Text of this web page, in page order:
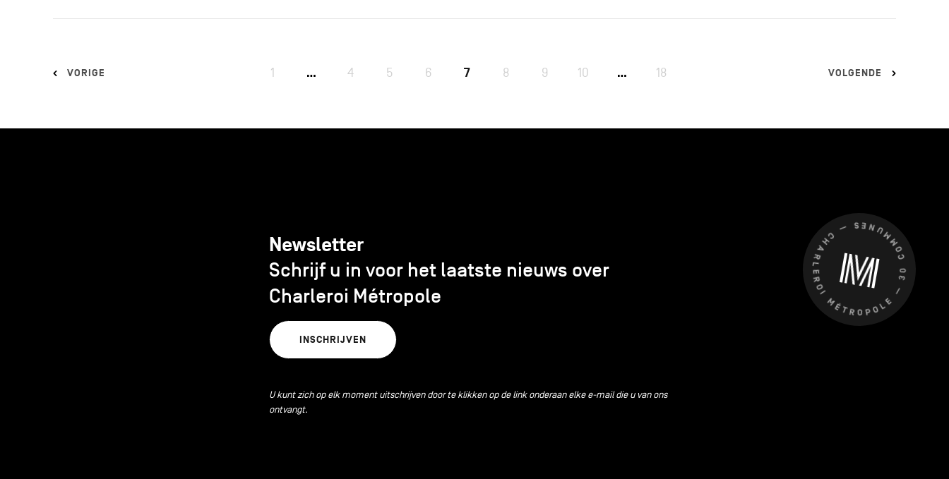
VORIGE 1 … 4 5 6 7 8 9 10 … 18 VOLGENDE
CHARLEROI MÉTROPOLE — 30 COMMUNES —
Newsletter
Schrijf u in voor het laatste nieuws over
Charleroi Métropole
INSCHRIJVEN
U kunt zich op elk moment uitschrijven door te klikken op de link onderaan elke e-mail die u van ons
ontvangt.